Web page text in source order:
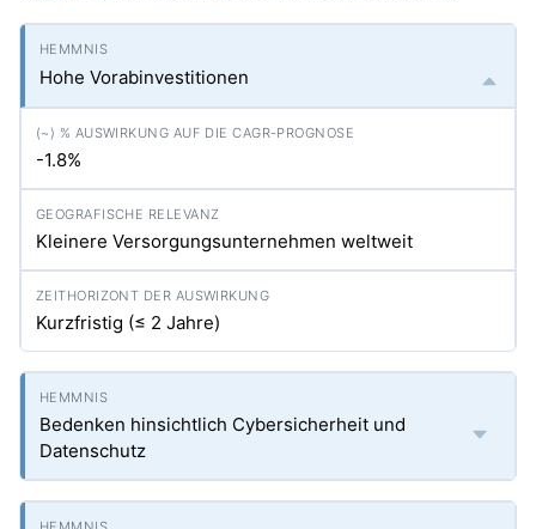
Hohe Vorabinvestitionen
-1.8%
Kleinere Versorgungsunternehmen weltweit
Kurzfristig (≤ 2 Jahre)
Bedenken hinsichtlich Cybersicherheit und
Datenschutz